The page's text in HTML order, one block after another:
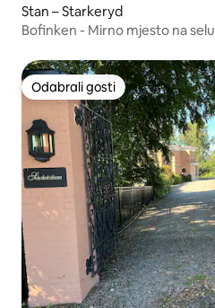
Stan – Starkeryd
Bofinken - Mirno mjesto na selu
Odabrali gosti
Odabrali gosti